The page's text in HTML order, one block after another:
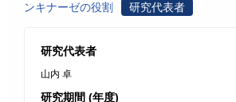
ンキナーゼの役割
研究代表者
研究代表者
山内 卓
研究期間 (年度)